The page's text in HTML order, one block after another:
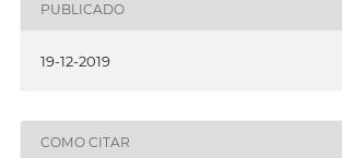
PUBLICADO
19-12-2019
COMO CITAR